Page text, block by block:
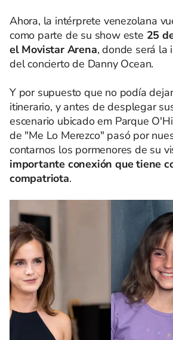
Ahora, la intérprete venezolana
como parte de su show este 25
el Movistar Arena, donde será la
del concierto de Danny Ocean.
Y por supuesto que no podía
itinerario, y antes de desplegar
escenario ubicado em Parque
de "Me Lo Merezco" pasó por
contarnos los pormenores de su
importante conexión que tiene
compatriota.